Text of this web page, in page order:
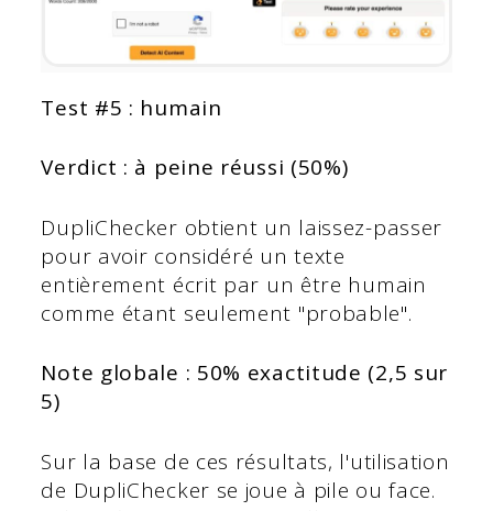
Test #5 : humain
Verdict : à peine réussi (50%)
DupliChecker obtient un laissez-passer
pour avoir considéré un texte
entièrement écrit par un être humain
comme étant seulement "probable".
Note globale : 50% exactitude (2,5 sur
5)
Sur la base de ces résultats, l'utilisation
de DupliChecker se joue à pile ou face.